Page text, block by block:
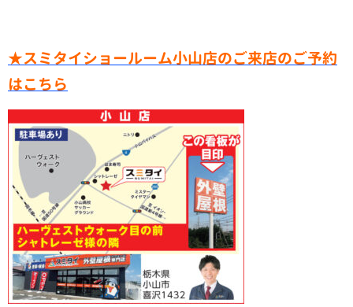
★スミタイショールーム小山店のご来店のご予約
はこちら